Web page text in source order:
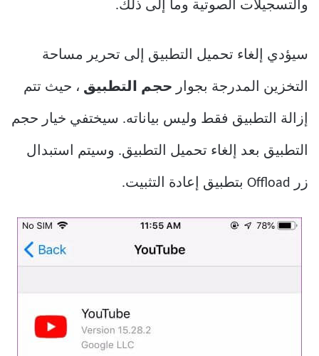
والتسجيلات الصوتية وما إلى ذلك.
سيؤدي إلغاء تحميل التطبيق إلى تحرير مساحة
التخزين المدرجة بجوار حجم التطبيق ، حيث تتم
إزالة التطبيق فقط وليس بياناته. سيختفي خيار حجم
التطبيق بعد إلغاء تحميل التطبيق. وسيتم استبدال
زر Offload بتطبيق إعادة التثبيت.